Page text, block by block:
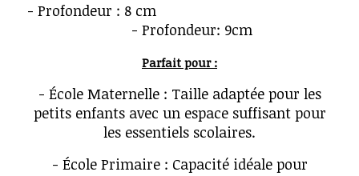
- Profondeur : 8 cm
- Profondeur: 9cm
Parfait pour :
- École Maternelle : Taille adaptée pour les
petits enfants avec un espace suffisant pour
les essentiels scolaires.
- École Primaire : Capacité idéale pour